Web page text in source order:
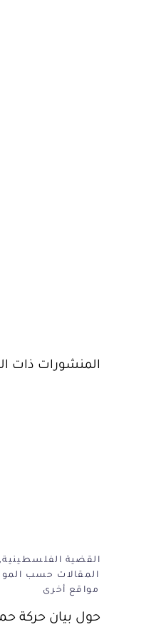
المنشورات ذات
القضية الفلسطينية
المقالات حسب
مواقع أخرى
حول بيان